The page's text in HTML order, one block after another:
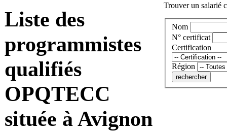
Liste des
programmistes
qualifiés
OPQTECC
située à Avignon
Trouver un salarié
Nom
N° certificat
Certification
Région